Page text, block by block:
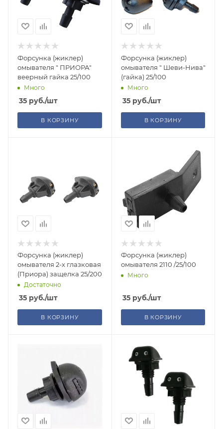
Форсунка (жиклер)
омывателя " ПРИОРА"
веерный гайка 25/100
Много
35 руб./шт
В КОРЗИНУ
Форсунка (жиклер)
омывателя " Шеви-Нива"
(гайка) 25/100
Много
35руб./шт
В КОРЗИНУ
Форсунка (жиклер)
омывателя 2-х глазковая
(Приора) защелка 25/200
Достаточно
35 руб./шт
В КОРЗИНУ
Форсунка (жиклер)
омывателя 2110 /25/100
Много
35руб./шт
В КОРЗИНУ